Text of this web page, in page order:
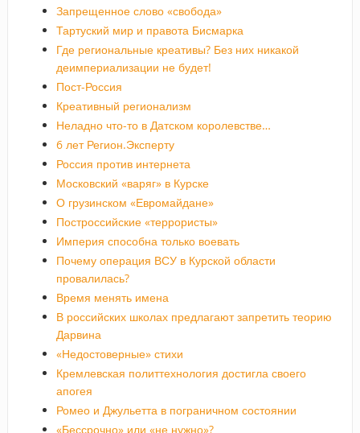
Запрещенное слово «свобода»
Тартуский мир и правота Бисмарка
Где региональные креативы? Без них никакой
деимпериализации не будет!
Пост-Россия
Креативный регионализм
Неладно что-то в Датском королевстве…
6 лет Регион.Эксперту
Россия против интернета
Московский «варяг» в Курске
О грузинском «Евромайдане»
Построссийские «террористы»
Империя способна только воевать
Почему операция ВСУ в Курской области
провалилась?
Время менять имена
В российских школах предлагают запретить теорию
Дарвина
«Недостоверные» стихи
Кремлевская политтехнология достигла своего
апогея
Ромео и Джульетта в пограничном состоянии
«Бессрочно» или «не нужно»?